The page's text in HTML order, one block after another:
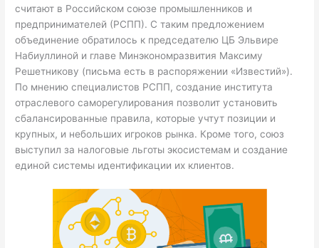
считают в Российском союзе промышленников и
предпринимателей (РСПП). С таким предложением
объединение обратилось к председателю ЦБ Эльвире
Набиуллиной и главе Минэкономразвития Максиму
Решетникову (письма есть в распоряжении «Известий»).
По мнению специалистов РСПП, создание института
отраслевого саморегулирования позволит установить
сбалансированные правила, которые учтут позиции и
крупных, и небольших игроков рынка. Кроме того, союз
выступил за налоговые льготы экосистемам и создание
единой системы идентификации их клиентов.